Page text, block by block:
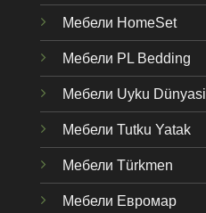
Мебели HomeSet
Мебели PL Bedding
Мебели Uyku Dünyasi
Мебели Tutku Yatak
Мебели Türkmen
Мебели Евромар